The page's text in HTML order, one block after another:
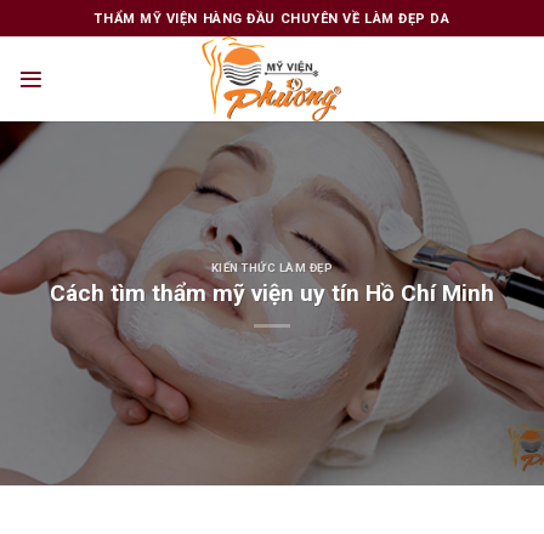
to
THẨM MỸ VIỆN HÀNG ĐẦU CHUYÊN VỀ LÀM ĐẸP DA
KIẾN THỨC LÀM ĐẸP
Cách tìm thẩm mỹ viện uy tín Hồ Chí Minh